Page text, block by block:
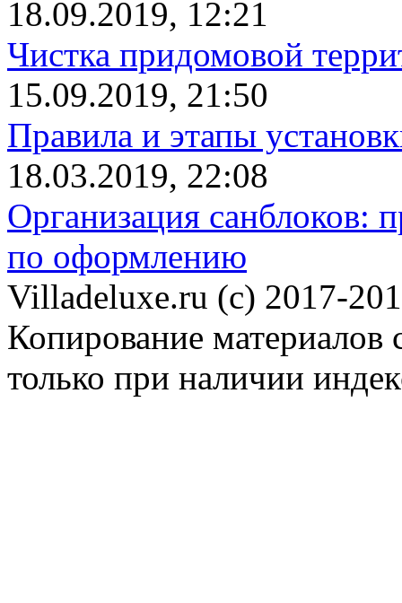
18.09.2019, 12:21
Чистка придомовой
15.09.2019, 21:50
Правила и этапы
18.03.2019, 22:08
Организация санблоков:
по оформлению
Villadeluxe.ru (c) 2017-
Копирование материалов
только при наличии